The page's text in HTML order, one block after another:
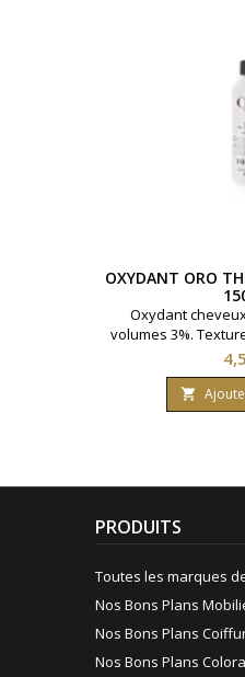
OXYDANT ORO
Oxydant
volumes 3%.
Oro Therapy.

PRODUITS
Toutes les marques
Nos Bons Plans
Nos Bons Plans
Nos Bons Plans